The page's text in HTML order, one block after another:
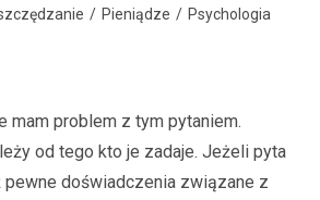
/ Pieniądze / Psychologia
mam problem z tym pytaniem.
od tego kto je zadaje. Jeżeli pyta
pewne doświadczenia związane z